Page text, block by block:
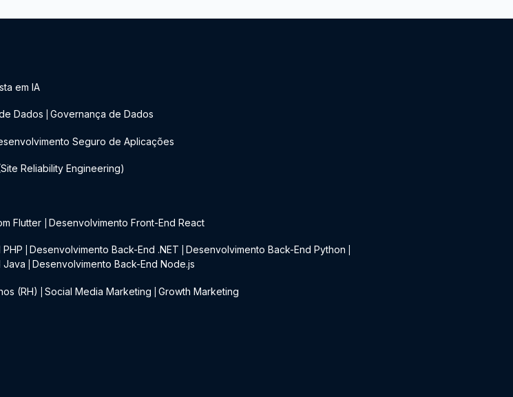
em IA
Dados Governança de Dados
Seguro de Aplicações
Reliability Engineering)
Flutter Desenvolvimento Front-End React
Desenvolvimento Back-End .NET Desenvolvimento Back-End Python
Java Desenvolvimento Back-End Node.js
(RH) Social Media Marketing Growth Marketing